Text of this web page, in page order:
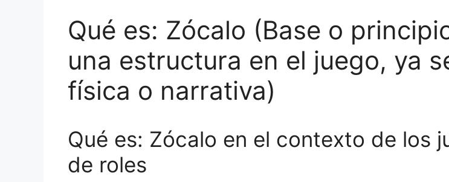
Qué es: Zócalo (Base o
una estructura en el juego, ya
física o narrativa)
Qué es: Zócalo en el contexto de los
de roles